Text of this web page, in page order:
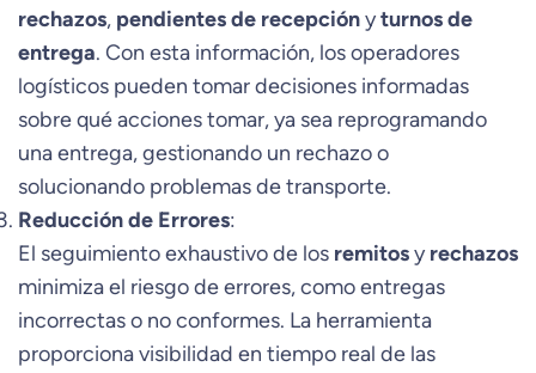
rechazos, pendientes de recepciónyturnos de
entrega. Con esta información, los operadores
logísticos pueden tomar decisiones informadas
sobre qué acciones tomar, ya sea reprogramando
una entrega, gestionando un rechazo o
solucionando problemas de transporte.
Reducción de Errores:
El seguimiento exhaustivo de los remitosyrechazos
minimiza el riesgo de errores, como entregas
incorrectas o no conformes. La herramienta
proporciona visibilidad en tiempo real de las